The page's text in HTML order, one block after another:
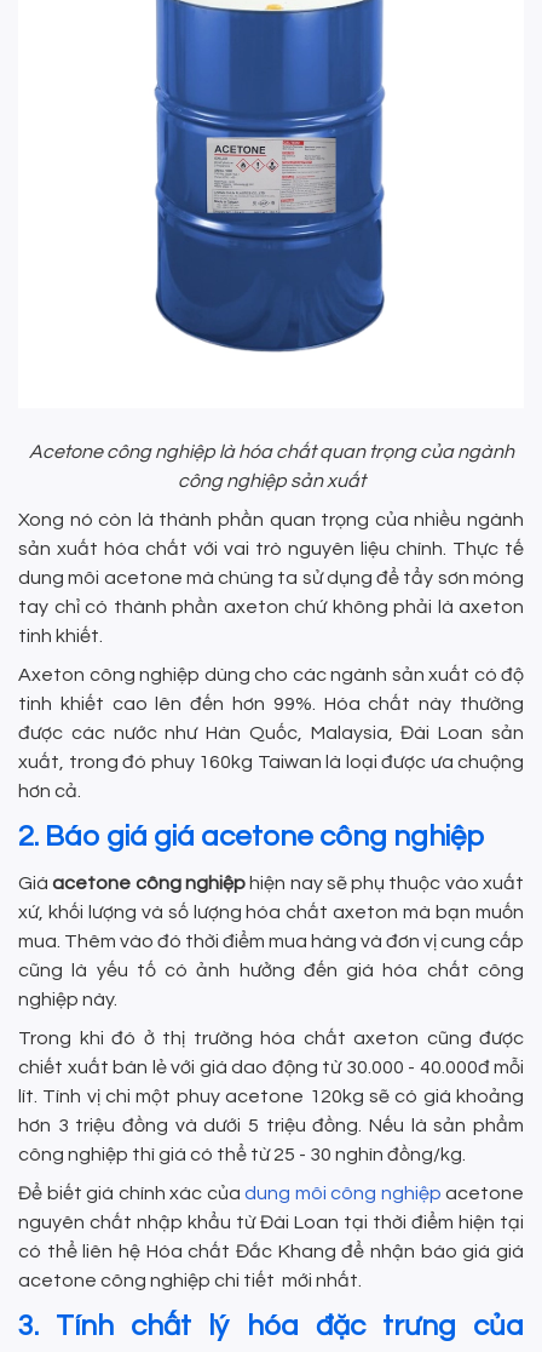
Acetone công nghiệp là hóa chất quan trọng của ngành
công nghiệp sản xuất
Xong nó còn là thành phần quan trọng của nhiều ngành
sản xuất hóa chất với vai trò nguyên liệu chính. Thực tế
dung môi acetone mà chúng ta sử dụng để tẩy sơn móng
tay chỉ có thành phần axeton chứ không phải là axeton
tinh khiết.
Axeton công nghiệp dùng cho các ngành sản xuất có độ
tinh khiết cao lên đến hơn 99%. Hóa chất này thường
được các nước như Hàn Quốc, Malaysia, Đài Loan sản
xuất, trong đó phuy 160kg Taiwan là loại được ưa chuộng
hơn cả.
2. Báo giá giá acetone công nghiệp
Giáacetone công nghiệphiện nay sẽ phụ thuộc vào xuất
xứ, khối lượng và số lượng hóa chất axeton mà bạn muốn
mua. Thêm vào đó thời điểm mua hàng và đơn vị cung cấp
cũng là yếu tố có ảnh hưởng đến giá hóa chất công
nghiệp này.
Trong khi đó ở thị trường hóa chất axeton cũng được
chiết xuất bán lẻ với giá dao động từ 30.000 - 40.000đ mỗi
lít. Tính vị chi một phuy acetone 120kg sẽ có giá khoảng
hơn 3 triệu đồng và dưới 5 triệu đồng. Nếu là sản phẩm
công nghiệp thì giá có thể từ 25 - 30 nghìn đồng/kg.
Để biết giá chính xác của dung môi công nghiệp acetone
nguyên chất nhập khẩu từ Đài Loan tại thời điểm hiện tại
có thể liên hệ Hóa chất Đắc Khang để nhận báo giá giá
acetone công nghiệp chi tiết mới nhất.
3. Tính chất lý hóa đặc trưng của